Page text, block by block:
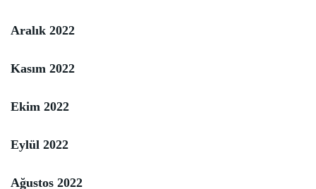
Aralık 2022
Kasım 2022
Ekim 2022
Eylül 2022
Ağustos 2022